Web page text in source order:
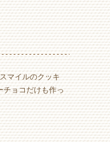
チョコだけも作っ